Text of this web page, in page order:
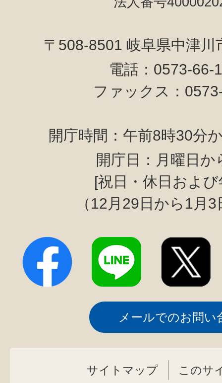
〒508-8501 岐阜県中津
電話：0573-
ファックス：
開庁時間：午前8時30分
開庁日：月曜日か
[祝日・休日およ
（12月29日から1月
メールでのお問い
サイトマップ このサ